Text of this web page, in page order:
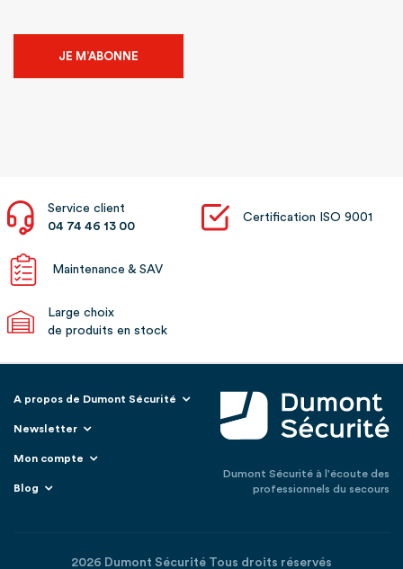
JE M’ABONNE
Service client
04 74 46 13 00
Certification ISO 9001
Maintenance & SAV
Large choix
de produits en stock
A propos de Dumont Sécurité
Newsletter
Mon compte
Blog
Dumont Sécurité à l'écoute des
professionnels du secours
2026 Dumont Sécurité Tous droits réservés